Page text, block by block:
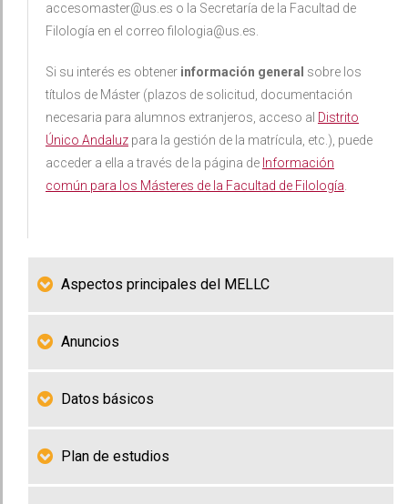
accesomaster@us.es o la Secretaría de la Facultad de
Filología en el correo filologia@us.es.
Si su interés es obtener información general sobre los
títulos de Máster (plazos de solicitud, documentación
necesaria para alumnos extranjeros, acceso al Distrito
Único Andaluz para la gestión de la matrícula, etc.), puede
acceder a ella a través de la página de Información
común para los Másteres de la Facultad de Filología
Aspectos principales del MELLC
Anuncios
Datos básicos
Plan de estudios